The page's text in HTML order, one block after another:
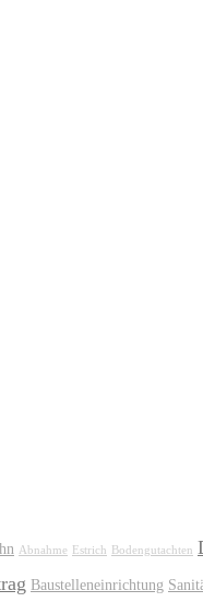
Abnahme Estrich Bodengutachten
Baustelleneinrichtung